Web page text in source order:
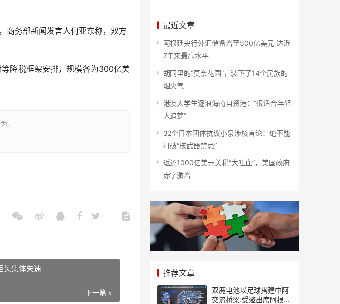
商务部新闻发言人何亚东称，双方
降税框架安排，规模各为300亿美
。
头集体失速
下一篇 »
最近文章
阿根廷央行外汇储备增至500亿美元 达近
7年来最高水平
胡同里的“莫奈花园”，装下了14个民族的
烟火气
港澳大学生逐浪海南自贸港：“很适合年轻
人追梦”
32个日本团体抗议小泉涉核言论：绝不能
打破“核武器禁忌”
返还1000亿美元关税“大吐血”，美国政府
赤字激增
推荐文章
双鹿电池以足球搭建中阿
交流桥梁:受邀出席阿根廷